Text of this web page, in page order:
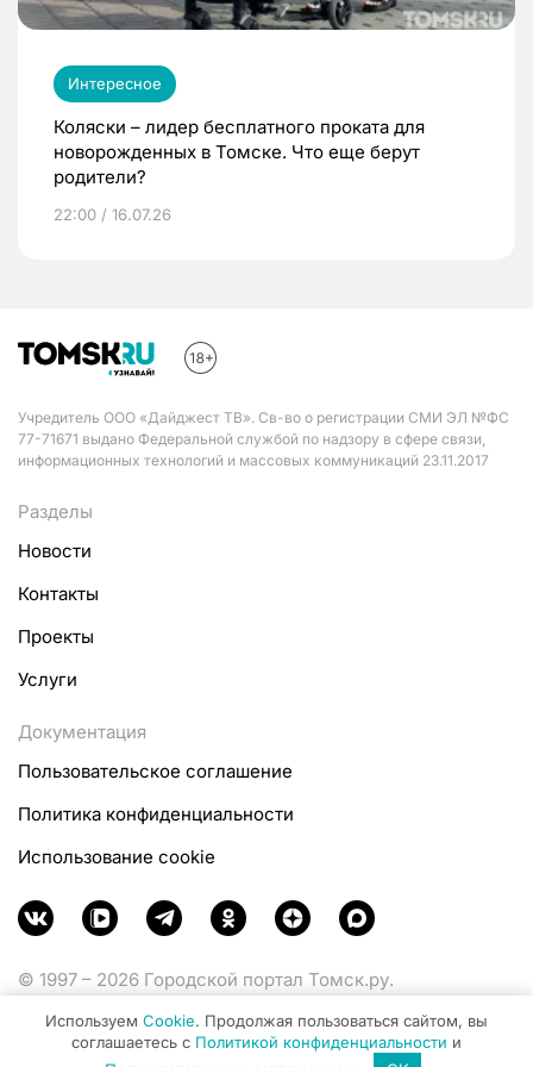
Интересное
Коляски – лидер бесплатного проката для
новорожденных в Томске. Что еще берут
родители?
22:00 / 16.07.26
Учредитель ООО «Дайджест ТВ». Св-во о регистрации СМИ ЭЛ №ФС
77-71671 выдано Федеральной службой по надзору в сфере связи,
информационных технологий и массовых коммуникаций 23.11.2017
Разделы
Новости
Контакты
Проекты
Услуги
Документация
Пользовательское соглашение
Политика конфиденциальности
Использование cookie
© 1997 – 2026 Городской портал Томск.ру.
Министерства цифрового развития, связи и массовых
коммуникаций Российской Федерации.
Используем Cookie. Продолжая пользоваться сайтом, вы
соглашаетесь с Политикой конфиденциальности и